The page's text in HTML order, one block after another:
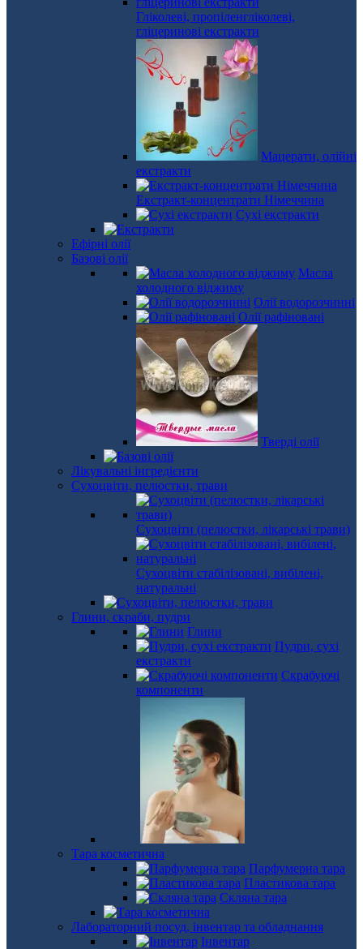
Гліколеві, пропіленгліколеві,
гліцеринові екстракти
Мацерати, олійні
екстракти
Екстракт-концентрати Німеччина
Сухі екстракти
Ефірні олії
Базові олії
Масла
холодного віджиму
Олії водорозчинні
Олії рафіновані
Тверді олії
Лікувальні інгредієнти
Сухоцвіти, пелюстки, трави
Сухоцвіти (пелюстки, лікарські трави)
Сухоцвіти стабілізовані, вибілені,
натуральні
Глини, скраби, пудри
Глини
Пудри, сухі
екстракти
Скрабуючі
компоненти
Тара косметична
Парфумерна тара
Пластикова тара
Скляна тара
Лабораторний посуд, інвентар та обладнання
Інвентар